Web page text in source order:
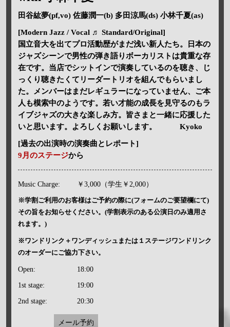
田谷紘夢(pf,vo) 佐藤潤一(b) 多田涼馬(ds) 小林千夏(as)
[Modern Jazz / Vocal ♬ Standard/Original]
国立音大を出てプロ活動歴がまだ浅い新人たち。日本の
ジャズシーンで男性の弾き語りボーカリストは貴重な存
在です。当店でシットインで演奏しているのを聴き、じ
っくり聴きたくてリーダートリオを組んでもらいまし
た。メンバーはまだレギュラーになっていません、ご本
人も模索中のようです。若い才能の成長を見守るのもラ
イブジャズの大きな楽しみ方。皆さまと一緒に応援した
いと思います。よろしくお願いします。 Kyoko
[過去の出演時の演奏曲とレポート]
9月のステージから
Music Charge: ￥3,000（学生￥2,000）
※学割ご利用のお客様はご予約の際に(フォームのご要望欄にて)
その旨をお知らせください。(学割表示のある公演日のみ適用さ
れます。)
※ワンドリンク＋ワンディッシュまたは１ステージワンドリンク
のオーダーにご協力下さい。
Open: 18:00
1st stage: 19:00
2nd stage: 20:30
メール予約